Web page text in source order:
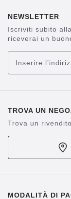
NEWSLETTER
Iscriviti subito
riceverai un
Inserire
TROVA UN
Trova un
MODALITÀ DI